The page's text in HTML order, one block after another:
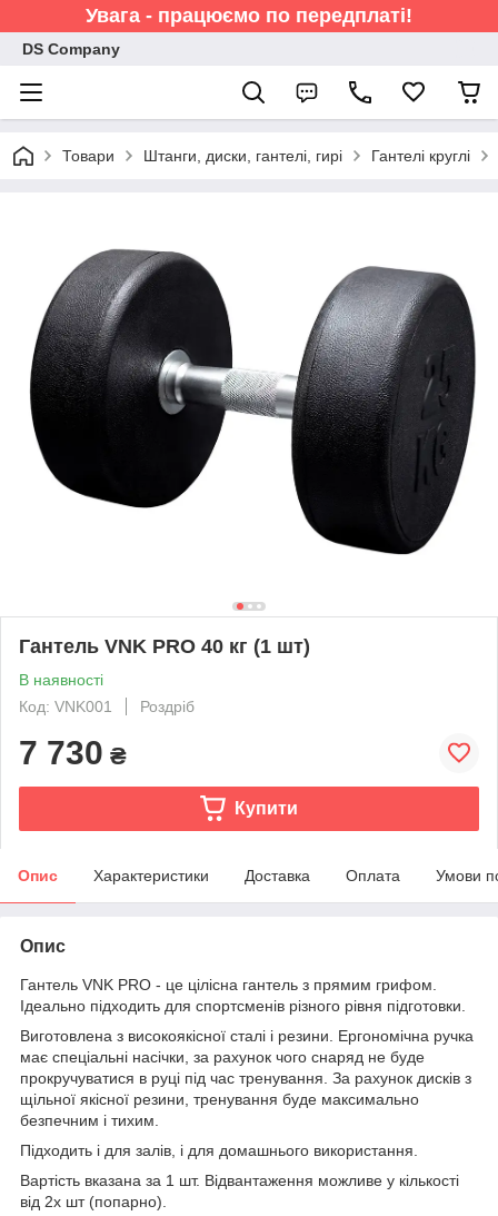
Увага - працюємо по передплаті!
DS Company
Товари Штанги, диски, гантелі, гирі Гантелі круглі
Гантель VNK PRO 40 кг (1 шт)
В наявності
Код: VNK001
Роздріб
7 730 ₴
Купити
Опис Характеристики Доставка Оплата Умови
Опис
Гантель VNK PRO - це цілісна гантель з прямим грифом.
Ідеально підходить для спортсменів різного рівня підготовки.
Виготовлена з високоякісної сталі і резини. Ергономічна ручка
має спеціальні насічки, за рахунок чого снаряд не буде
прокручуватися в руці під час тренування. За рахунок дисків з
щільної якісної резини, тренування буде максимально
безпечним і тихим.
Підходить і для залів, і для домашнього використання.
Вартість вказана за 1 шт. Відвантаження можливе у кількості
від 2х шт (попарно).